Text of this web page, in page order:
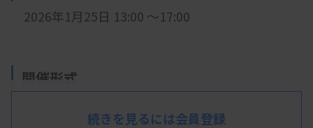
2026年1月25日 13:00 ～17:00
開催形式
続きを見るには会員登録